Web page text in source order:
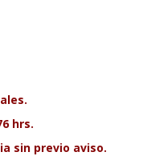
hrs.
sin previo aviso.